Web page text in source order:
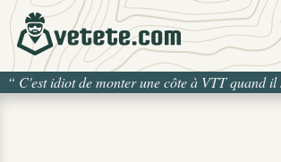
“ C'est idiot de monter une côte à VTT quand